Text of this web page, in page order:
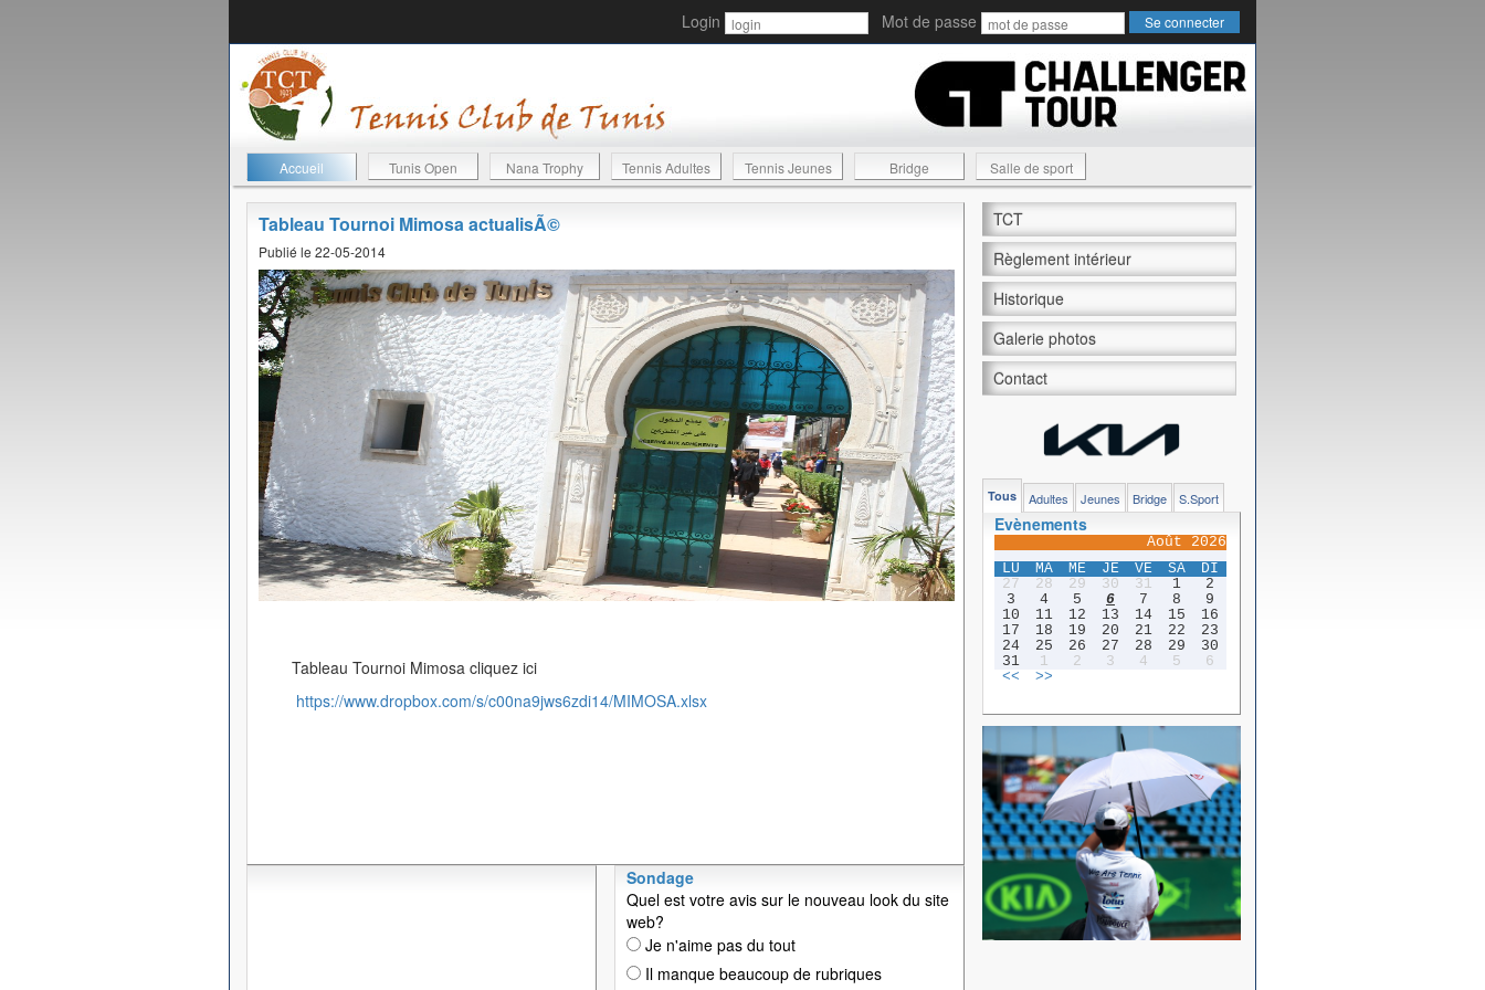
Login Mot de passe
Accueil Tunis Open Nana Trophy Tennis Adultes Tennis Jeunes Bridge Salle de sport
Tableau Tournoi Mimosa actualisÃ©
Publié le 22-05-2014
Tableau Tournoi Mimosa cliquez ici
https://www.dropbox.com/s/c00na9jws6zdi14/MIMOSA.xlsx
Sondage
Quel est votre avis sur le nouveau look du site
web?
Je n'aime pas du tout
Il manque beaucoup de rubriques
TCT
Règlement intérieur
Historique
Galerie photos
Contact
Tous Adultes Jeunes Bridge S.Sport
Evènements
Août 2026
LU
MA ME JE VE SA
DI
27
28 29 30 31 1
2
3
4 5 6 7 8
9
10
11 12 13 14 15
16
17
18 19 20 21 22
23
24
25 26 27 28 29
30
31
1 2 3 4 5
6
<<
>>